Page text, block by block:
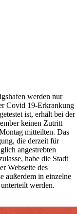
werden nur
Covid 19-Erkrankung
ist, erhält bei der
keinen Zutritt
mitteilten. Das
die derzeit für
angestrebten
habe die Stadt
Webseite des
außerdem in einzelne
werden.